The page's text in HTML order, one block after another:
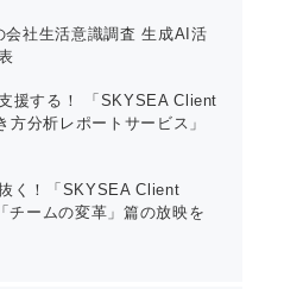
会社生活意識調査 生成AI活
援する！ 「SKYSEA Client
分析レポートサービス」
く！「SKYSEA Client
チームの変革」篇の放映を